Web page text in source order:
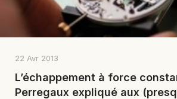
22 Avr 2013
L’échappement à force
Perregaux expliqué aux